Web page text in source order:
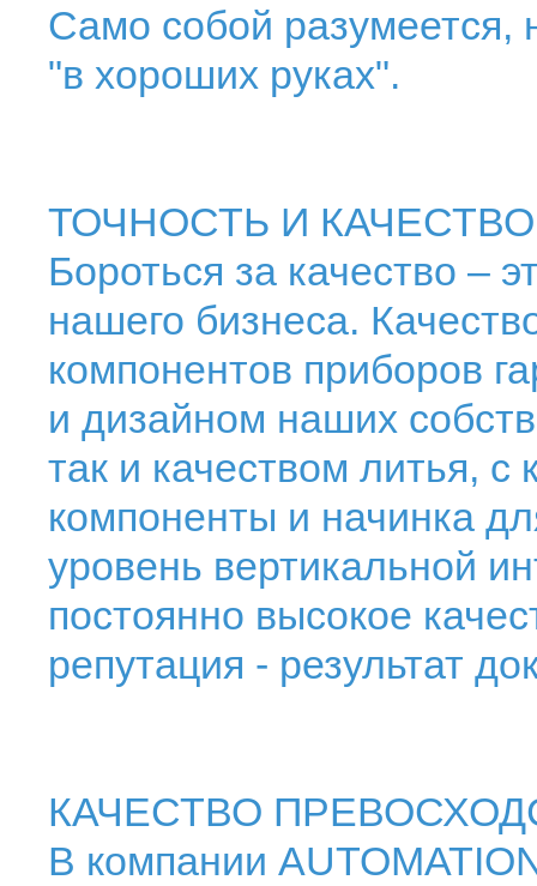
Само собой разумеется,
"в хороших руках".
ТОЧНОСТЬ И
Бороться за качество –
нашего бизнеса.
компонентов приборов
и дизайном наших
так и качеством литья, с
компоненты и начинка
уровень вертикальной
постоянно высокое
репутация - результат
КАЧЕСТВО
В компании